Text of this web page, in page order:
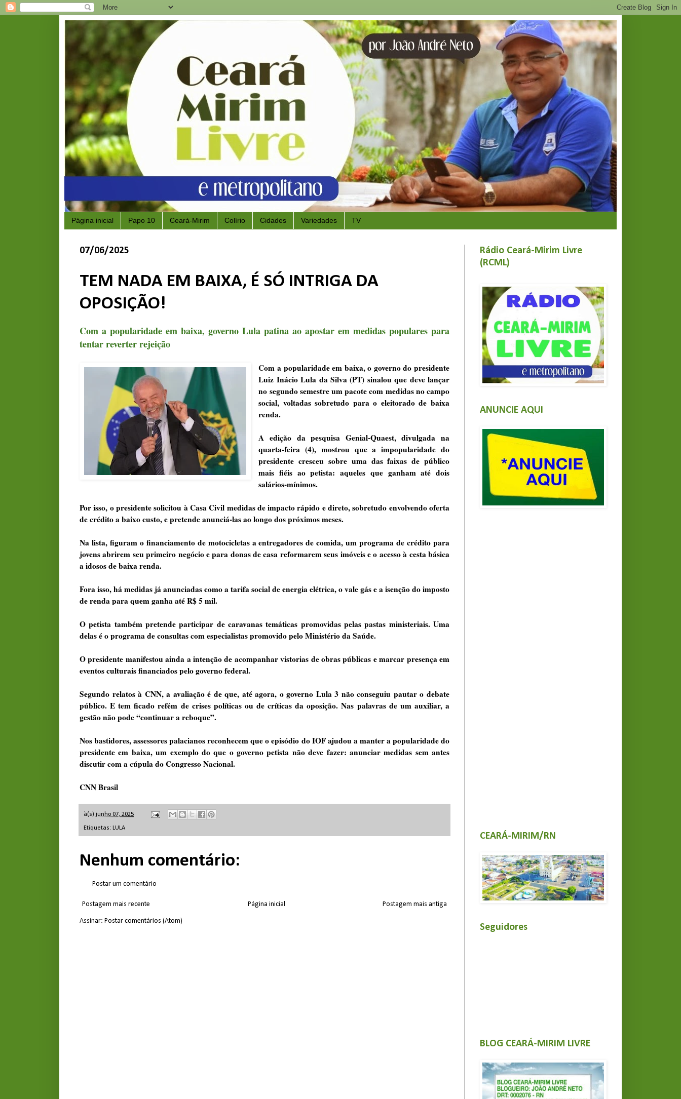
Página inicial Papo 10 Ceará-Mirim Colírio Cidades Variedades TV
07/06/2025
TEM NADA EM BAIXA, É SÓ INTRIGA DA
OPOSIÇÃO!
Com a popularidade em baixa, governo Lula patina ao apostar em medidas populares para
tentar reverter rejeição
Com a popularidade em baixa, o governo do presidente
Luiz Inácio Lula da Silva (PT) sinalou que deve lançar
no segundo semestre um pacote com medidas no campo
social, voltadas sobretudo para o eleitorado de baixa
renda.
A edição da pesquisa Genial-Quaest, divulgada na
quarta-feira (4), mostrou que a impopularidade do
presidente cresceu sobre uma das faixas de público
mais fiéis ao petista: aqueles que ganham até dois
salários-mínimos.
Por isso, o presidente solicitou à Casa Civil medidas de impacto rápido e direto, sobretudo envolvendo oferta
de crédito a baixo custo, e pretende anunciá-las ao longo dos próximos meses.
Na lista, figuram o financiamento de motocicletas a entregadores de comida, um programa de crédito para
jovens abrirem seu primeiro negócio e para donas de casa reformarem seus imóveis e o acesso à cesta básica
a idosos de baixa renda.
Fora isso, há medidas já anunciadas como a tarifa social de energia elétrica, o vale gás e a isenção do imposto
de renda para quem ganha até R$ 5 mil.
O petista também pretende participar de caravanas temáticas promovidas pelas pastas ministeriais. Uma
delas é o programa de consultas com especialistas promovido pelo Ministério da Saúde.
O presidente manifestou ainda a intenção de acompanhar vistorias de obras públicas e marcar presença em
eventos culturais financiados pelo governo federal.
Segundo relatos à CNN, a avaliação é de que, até agora, o governo Lula 3 não conseguiu pautar o debate
público. E tem ficado refém de crises políticas ou de críticas da oposição. Nas palavras de um auxiliar, a
gestão não pode “continuar a reboque”.
Nos bastidores, assessores palacianos reconhecem que o episódio do IOF ajudou a manter a popularidade do
presidente em baixa, um exemplo do que o governo petista não deve fazer: anunciar medidas sem antes
discutir com a cúpula do Congresso Nacional.
CNN Brasil
à(s) junho 07, 2025
Etiquetas: LULA
Nenhum comentário:
Postar um comentário
Postagem mais recente Postagem mais antiga
Página inicial
Assinar: Postar comentários (Atom)
Rádio Ceará-Mirim Livre
(RCML)
ANUNCIE AQUI
CEARÁ-MIRIM/RN
Seguidores
BLOG CEARÁ-MIRIM LIVRE